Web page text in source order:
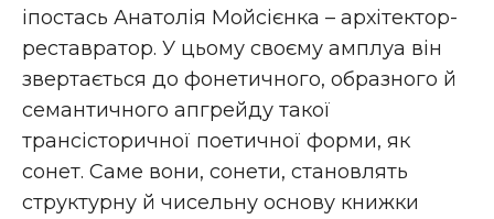
іпостась Анатолія Мойсієнка – архітектор-
реставратор. У цьому своєму амплуа він
звертається до фонетичного, образного й
семантичного апгрейду такої
трансісторичної поетичної форми, як
сонет. Саме вони, сонети, становлять
структурну й чисельну основу книжки